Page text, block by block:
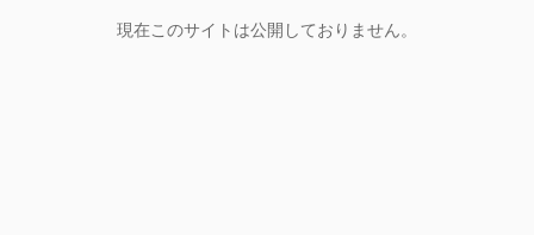
現在このサイトは公開しておりません。